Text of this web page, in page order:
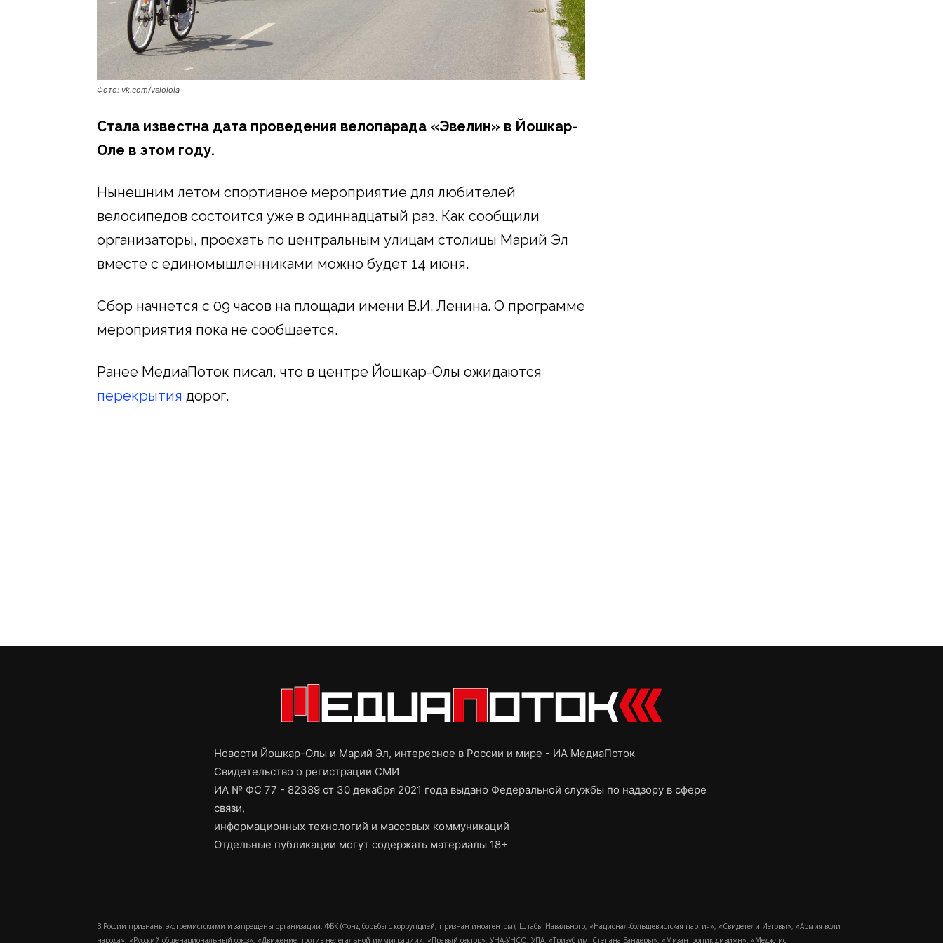
Фото: vk.com/veloiola
Стала известна дата проведения велопарада «Эвелин» в Йошкар-
Оле в этом году.
Нынешним летом спортивное мероприятие для любителей
велосипедов состоится уже в одиннадцатый раз. Как сообщили
организаторы, проехать по центральным улицам столицы Марий Эл
вместе с единомышленниками можно будет 14 июня.
Сбор начнется с 09 часов на площади имени В.И. Ленина. О программе
мероприятия пока не сообщается.
Ранее МедиаПоток писал, что в центре Йошкар-Олы ожидаются
перекрытия дорог.
Новости Йошкар-Олы и Марий Эл, интересное в России и мире - ИА МедиаПоток
Свидетельство о регистрации СМИ
ИА № ФС 77 - 82389 от 30 декабря 2021 года выдано Федеральной службы по надзору в сфере
связи,
информационных технологий и массовых коммуникаций
Отдельные публикации могут содержать материалы 18+
В России признаны экстремистскими и запрещены организации: ФБК (Фонд борьбы с коррупцией, признан иноагентом), Штабы Навального, «Национал-большевистская партия», «Свидетели Иеговы», «Армия воли
народа», «Русский общенациональный союз», «Движение против нелегальной иммиграции», «Правый сектор», УНА-УНСО, УПА, «Тризуб им. Степана Бандеры», «Мизантропик дивижн», «Меджлис